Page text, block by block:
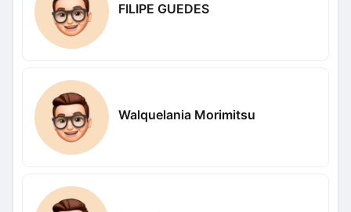
FILIPE GUEDES
Walquelania Morimitsu